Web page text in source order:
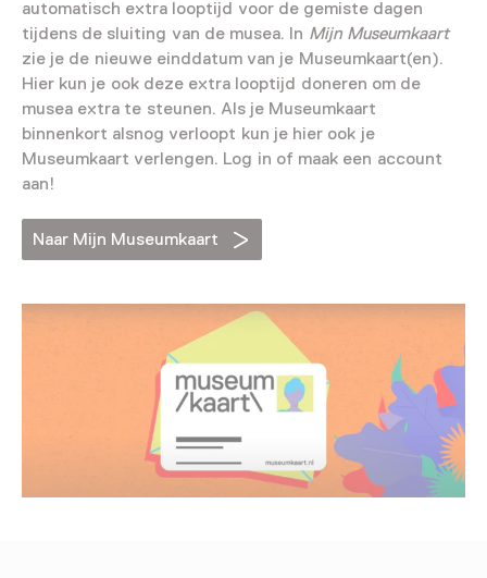
automatisch extra looptijd voor de gemiste dagen
tijdens de sluiting van de musea. In Mijn Museumkaart
zie je de nieuwe einddatum van je Museumkaart(en).
Hier kun je ook deze extra looptijd doneren om de
musea extra te steunen. Als je Museumkaart
binnenkort alsnog verloopt kun je hier ook je
Museumkaart verlengen. Log in of maak een account
aan!
Naar Mijn Museumkaart